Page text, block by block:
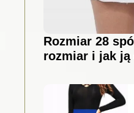
Rozmiar 28
rozmiar i jak ją